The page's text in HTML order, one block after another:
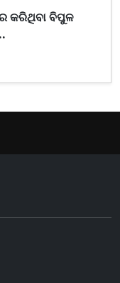
କରିଥିବା ବିପୁଳ